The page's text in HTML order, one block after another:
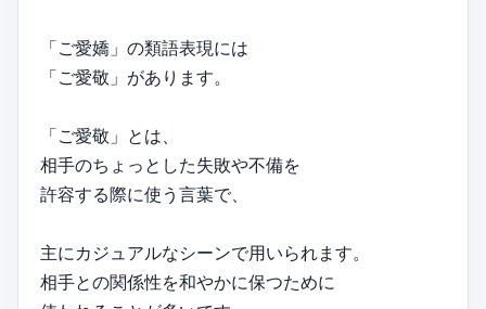
「ご愛嬌」の類語表現には
「ご愛敬」があります。
「ご愛敬」とは、
相手のちょっとした失敗や不備を
許容する際に使う言葉で、
主にカジュアルなシーンで用いられます。
相手との関係性を和やかに保つために